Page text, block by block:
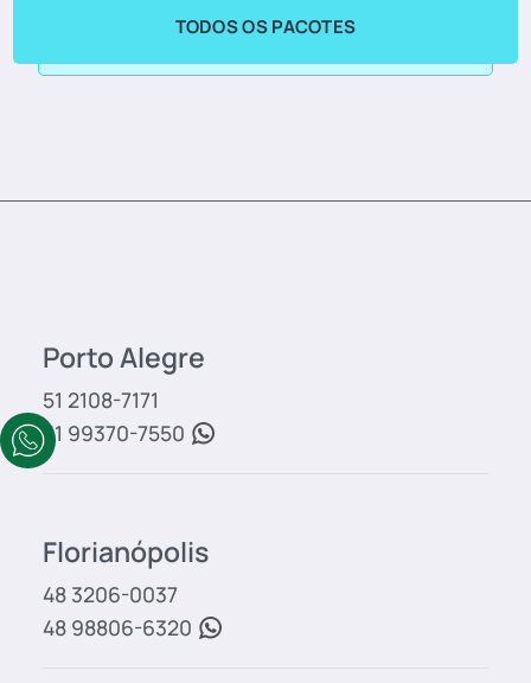
TODOS OS PACOTES
Porto Alegre
51 2108-7171
51 99370-7550
Florianópolis
48 3206-0037
48 98806-6320